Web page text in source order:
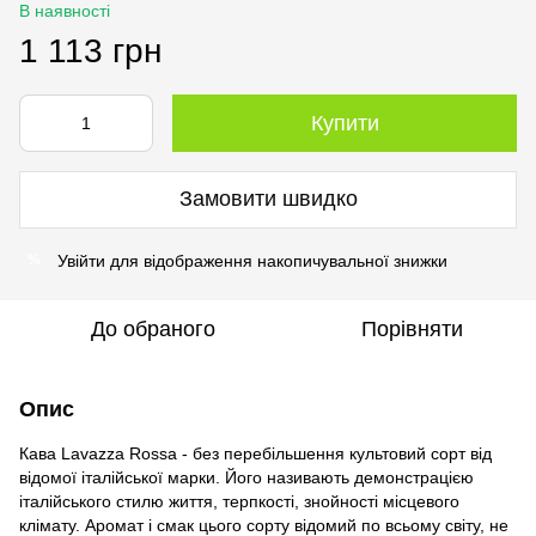
В наявності
1 113 грн
Купити
Замовити швидко
Увійти для відображення накопичувальної знижки
До обраного Порівняти
Опис
Кава Lavazza Rossa - без перебільшення культовий сорт від
відомої італійської марки. Його називають демонстрацією
італійського стилю життя, терпкості, знойності місцевого
клімату. Аромат і смак цього сорту відомий по всьому світу, не